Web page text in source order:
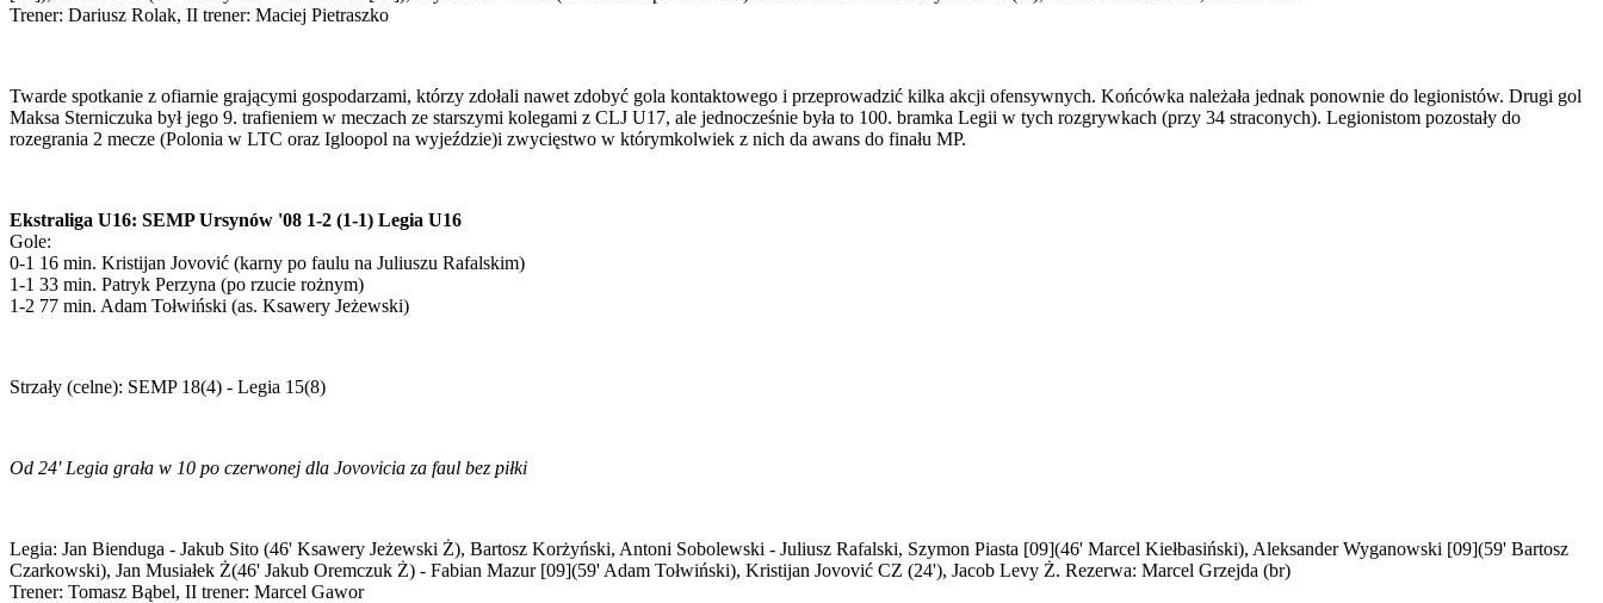
Trener: Dariusz Rolak, II trener: Maciej Pietraszko
Twarde spotkanie z ofiarnie grającymi gospodarzami, którzy zdołali nawet zdobyć gola kontaktowego i przeprowadzić kilka akcji ofensywnych. Końcówka należała jednak ponownie do legionistów. Drugi gol
Maksa Sterniczuka był jego 9. trafieniem w meczach ze starszymi kolegami z CLJ U17, ale jednocześnie była to 100. bramka Legii w tych rozgrywkach (przy 34 straconych). Legionistom pozostały do
rozegrania 2 mecze (Polonia w LTC oraz Igloopol na wyjeździe)i zwycięstwo w którymkolwiek z nich da awans do finału MP.
Ekstraliga U16: SEMP Ursynów '08 1-2 (1-1) Legia U16
Gole:
0-1 16 min. Kristijan Jovović (karny po faulu na Juliuszu Rafalskim)
1-1 33 min. Patryk Perzyna (po rzucie rożnym)
1-2 77 min. Adam Tołwiński (as. Ksawery Jeżewski)
Strzały (celne): SEMP 18(4) - Legia 15(8)
Od 24' Legia grała w 10 po czerwonej dla Jovovicia za faul bez piłki
Legia: Jan Bienduga - Jakub Sito (46' Ksawery Jeżewski Ż), Bartosz Korżyński, Antoni Sobolewski - Juliusz Rafalski, Szymon Piasta [09](46' Marcel Kiełbasiński), Aleksander Wyganowski [09](59' Bartosz
Czarkowski), Jan Musiałek Ż(46' Jakub Oremczuk Ż) - Fabian Mazur [09](59' Adam Tołwiński), Kristijan Jovović CZ (24'), Jacob Levy Ż. Rezerwa: Marcel Grzejda (br)
Trener: Tomasz Bąbel, II trener: Marcel Gawor